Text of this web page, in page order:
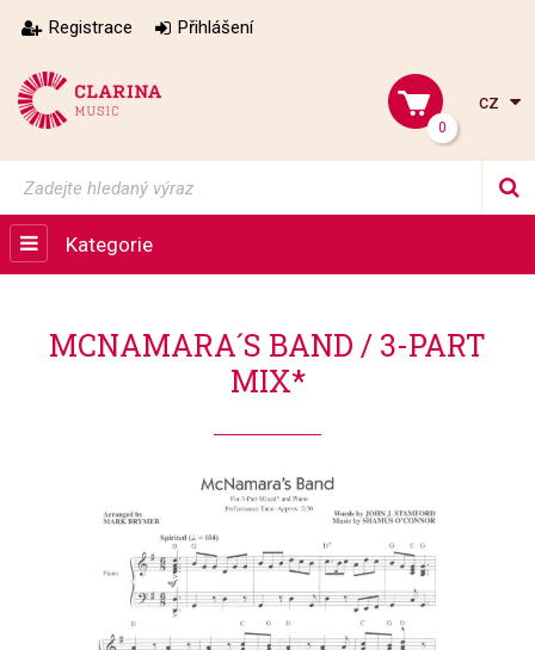
Registrace Přihlášení
0
cz
Kategorie
MCNAMARA´S BAND / 3-PART
MIX*